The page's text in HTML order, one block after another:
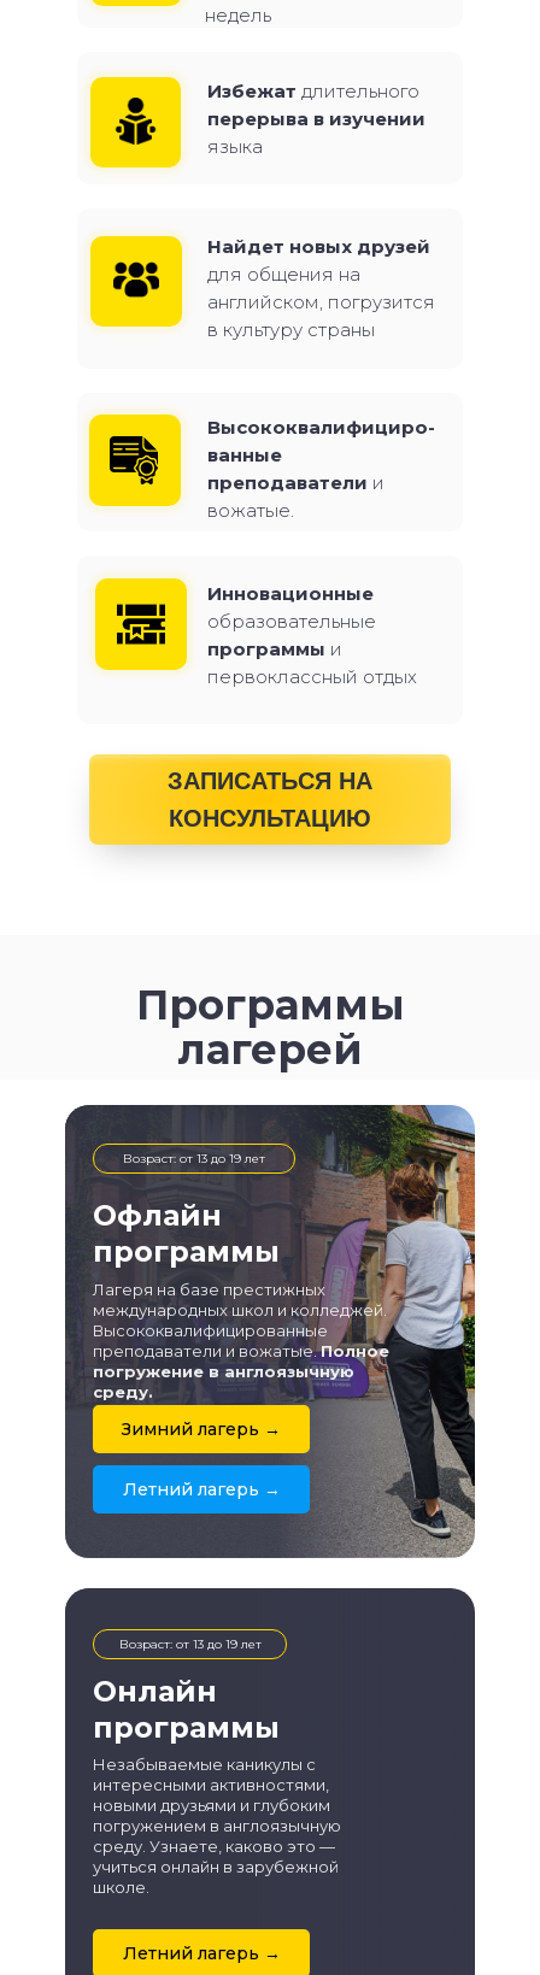
недель
Избежат длительного
перерыва в изучении
языка
Найдет новых друзей
для общения на
английском, погрузится
в культуру страны
Высококвалифициро-
ванные
преподаватели и
вожатые.
Инновационные
образовательные
программы и
первоклассный отдых
ЗАПИСАТЬСЯ НА
КОНСУЛЬТАЦИЮ
Программы
лагерей
Возраст: от 13 до 19 лет
Онлайн
программы
Незабываемые каникулы с
интересными активностями,
новыми друзьями и глубоким
погружением в англоязычную
среду. Узнаете, каково это —
учиться онлайн в зарубежной
школе.
Летний лагерь →
Возраст: от 13 до 19 лет
Офлайн
программы
Лагеря на базе престижных
международных школ и колледжей.
Высококвалифицированные
преподаватели и вожатые.Полное
погружение в англоязычную
среду.
Зимний лагерь →
Летний лагерь →